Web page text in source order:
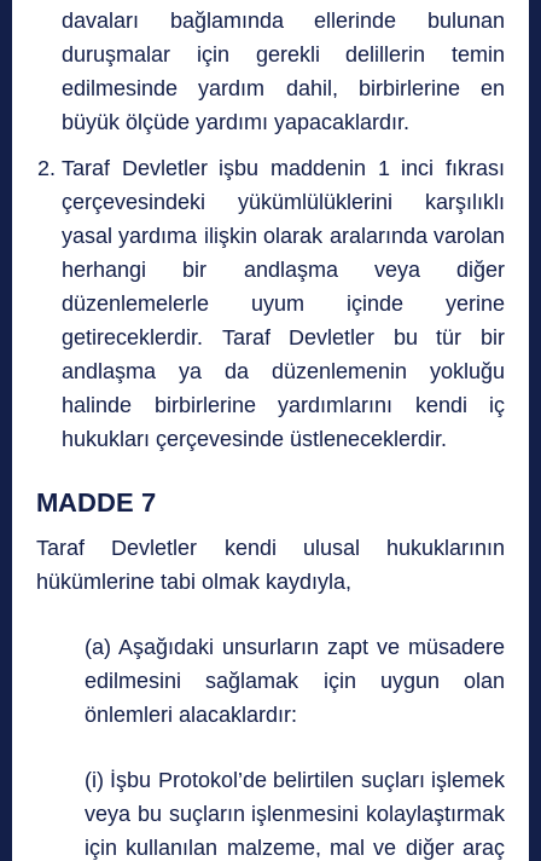
davaları bağlamında ellerinde bulunan
duruşmalar için gerekli delillerin temin
edilmesinde yardım dahil, birbirlerine en
büyük ölçüde yardımı yapacaklardır.
Taraf Devletler işbu maddenin 1 inci fıkrası
çerçevesindeki yükümlülüklerini karşılıklı
yasal yardıma ilişkin olarak aralarında varolan
herhangi bir andlaşma veya diğer
düzenlemelerle uyum içinde yerine
getireceklerdir. Taraf Devletler bu tür bir
andlaşma ya da düzenlemenin yokluğu
halinde birbirlerine yardımlarını kendi iç
hukukları çerçevesinde üstleneceklerdir.
MADDE 7
Taraf Devletler kendi ulusal hukuklarının
hükümlerine tabi olmak kaydıyla,
(a) Aşağıdaki unsurların zapt ve müsadere
edilmesini sağlamak için uygun olan
önlemleri alacaklardır:
(i) İşbu Protokol’de belirtilen suçları işlemek
veya bu suçların işlenmesini kolaylaştırmak
için kullanılan malzeme, mal ve diğer araç